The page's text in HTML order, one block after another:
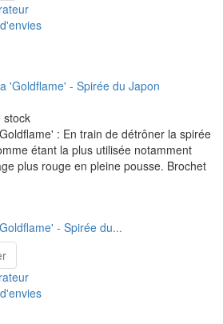
stock
: En train de détrôner la spirée
étant la plus utilisée notamment
plus rouge en pleine pousse. Brochet
- Spirée du...